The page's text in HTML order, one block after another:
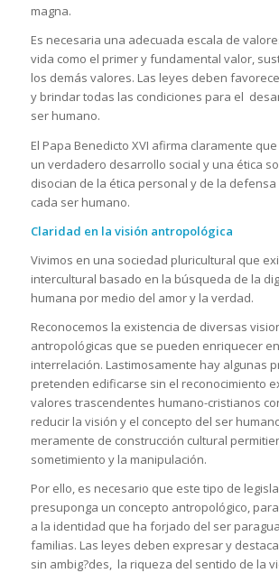
magna.
Es necesaria una adecuada escala de
vida como el primer y fundamental valor,
los demás valores. Las leyes deben
y brindar todas las condiciones para el
ser humano.
El Papa Benedicto XVI afirma claramente
un verdadero desarrollo social y una ética
disocian de la ética personal y de la
cada ser humano.
Claridad en la visión antropológica
Vivimos en una sociedad pluricultural que
intercultural basado en la búsqueda de la
humana por medio del amor y la verdad.
Reconocemos la existencia de diversas
antropológicas que se pueden enriquecer
interrelación. Lastimosamente hay algunas
pretenden edificarse sin el reconocimiento
valores trascendentes humano-cristianos
reducir la visión y el concepto del ser
meramente de construcción cultural
sometimiento y la manipulación.
Por ello, es necesario que este tipo de
presuponga un concepto antropológico,
a la identidad que ha forjado del ser
familias. Las leyes deben expresar y
sin ambig?des, la riqueza del sentido de la